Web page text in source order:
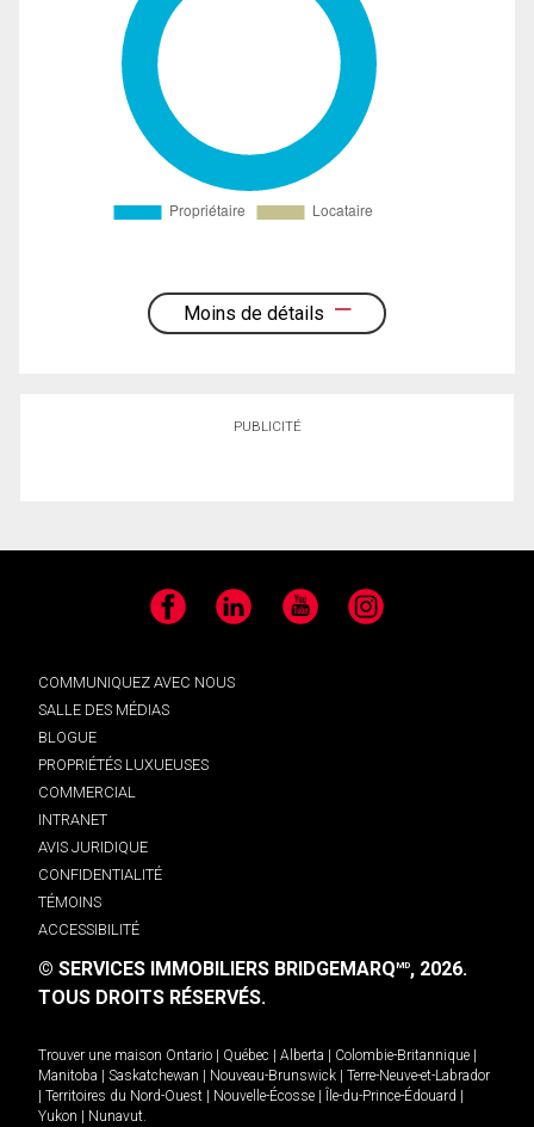
Moins de détails
PUBLICITÉ
Facebook LinkedIn YouTube Instagram
COMMUNIQUEZ AVEC NOUS
SALLE DES MÉDIAS
BLOGUE
PROPRIÉTÉS LUXUEUSES
COMMERCIAL
INTRANET
AVIS JURIDIQUE
CONFIDENTIALITÉ
TÉMOINS
ACCESSIBILITÉ
© SERVICES IMMOBILIERS BRIDGEMARQMD, 2026.
TOUS DROITS RÉSERVÉS.
Trouver une maison Ontario Québec Alberta Colombie-Britannique
Manitoba
Saskatchewan Nouveau-Brunswick
Terre-Neuve-et-Labrador
Territoires du Nord-Ouest Nouvelle-Écosse Île-du-Prince-Édouard
Yukon
Nunavut.